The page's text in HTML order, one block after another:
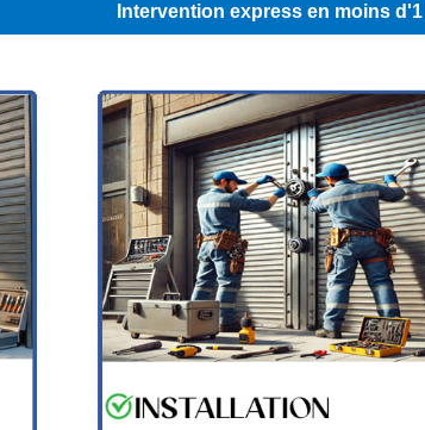
Intervention express en moins